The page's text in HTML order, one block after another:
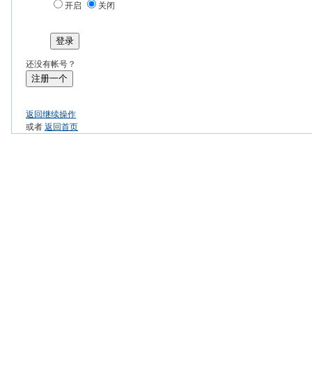
开启
关闭
登录
还没有帐号？
注册一个
返回继续操作
或者返回首页